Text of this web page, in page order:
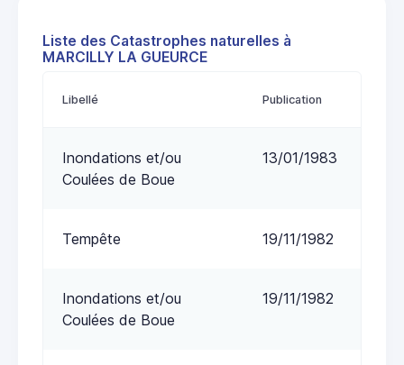
Liste des Catastrophes naturelles à
MARCILLY LA GUEURCE
Libellé Publication
Inondations et/ou
Coulées de Boue
13/01/1983
Tempête 19/11/1982
Inondations et/ou
Coulées de Boue
19/11/1982